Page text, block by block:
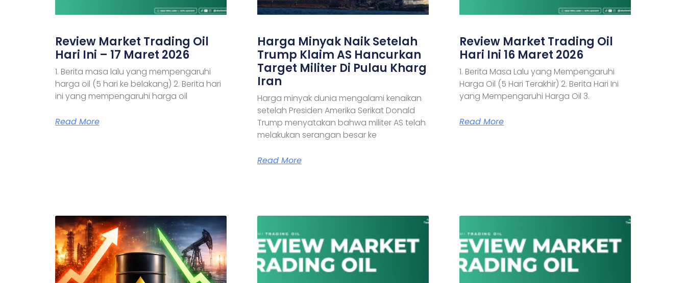
Review Market Trading Oil
Hari Ini – 17 Maret 2026
1. Berita masa lalu yang mempengaruhi
harga oil (5 hari ke belakang) 2. Berita hari
ini yang mempengaruhi harga oil
Read More
Harga Minyak Naik Setelah
Trump Klaim AS Hancurkan
Target Militer Di Pulau Kharg
Iran
Harga minyak dunia mengalami kenaikan
setelah Presiden Amerika Serikat Donald
Trump menyatakan bahwa militer AS telah
melakukan serangan besar ke
Read More
Review Market Trading Oil
Hari Ini 16 Maret 2026
1. Berita Masa Lalu yang Mempengaruhi
Harga Oil (5 Hari Terakhir) 2. Berita Hari Ini
yang Mempengaruhi Harga Oil 3.
Read More